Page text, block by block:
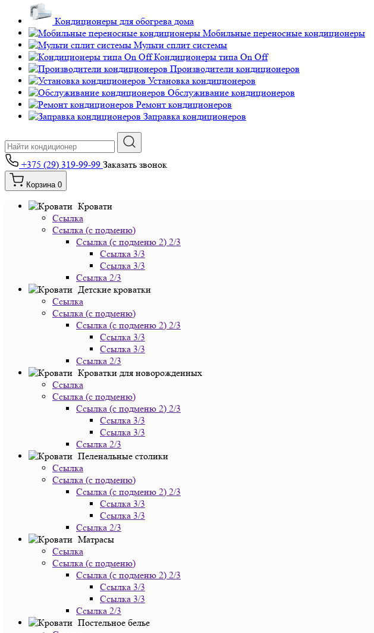
Кондиционеры для обогрева дома
Мобильные переносные кондиционеры
Мульти сплит системы
Кондиционеры типа On Off
Производители кондиционеров
Установка кондиционеров
Обслуживание кондиционеров
Ремонт кондиционеров
Заправка кондиционеров
+375 (29) 319-99-99 Заказать звонок
Корзина 0
Кровати
Ссылка
Ссылка (с подменю)
Ссылка (с подменю 2) 2/3
Ссылка 3/3
Ссылка 3/3
Ссылка 2/3
Детские кроватки
Ссылка
Ссылка (с подменю)
Ссылка (с подменю 2) 2/3
Ссылка 3/3
Ссылка 3/3
Ссылка 2/3
Кроватки для новорожденных
Ссылка
Ссылка (с подменю)
Ссылка (с подменю 2) 2/3
Ссылка 3/3
Ссылка 3/3
Ссылка 2/3
Пеленальные столики
Ссылка
Ссылка (с подменю)
Ссылка (с подменю 2) 2/3
Ссылка 3/3
Ссылка 3/3
Ссылка 2/3
Матрасы
Ссылка
Ссылка (с подменю)
Ссылка (с подменю 2) 2/3
Ссылка 3/3
Ссылка 3/3
Ссылка 2/3
Постельное белье